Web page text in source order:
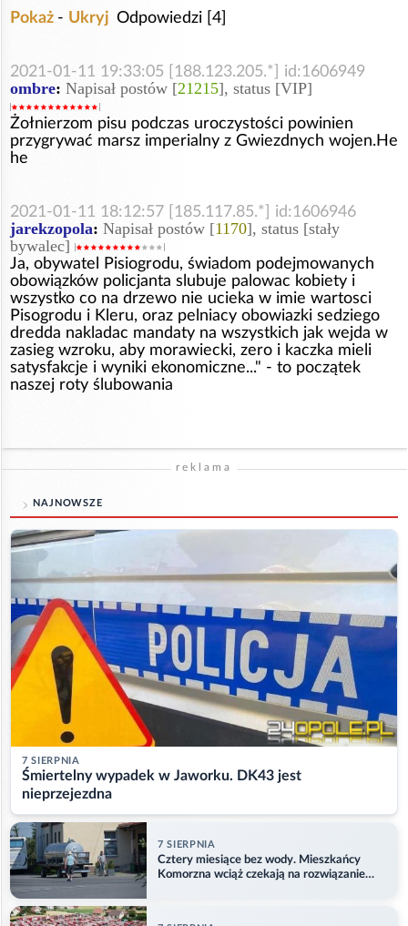
Pokaż - Ukryj Odpowiedzi [4]
2021-01-11 19:33:05 [188.123.205.*] id:1606949
ombre: Napisał postów [21215], status [VIP]
Żołnierzom pisu podczas uroczystości powinien
przygrywać marsz imperialny z Gwiezdnych wojen.He
he
2021-01-11 18:12:57 [185.117.85.*] id:1606946
jarekzopola: Napisał postów [1170], status [stały
bywalec]
Ja, obywatel Pisiogrodu, świadom podejmowanych
obowiązków policjanta slubuje palowac kobiety i
wszystko co na drzewo nie ucieka w imie wartosci
Pisogrodu i Kleru, oraz pelniacy obowiazki sedziego
dredda nakladac mandaty na wszystkich jak wejda w
zasieg wzroku, aby morawiecki, zero i kaczka mieli
satysfakcje i wyniki ekonomiczne..." - to początek
naszej roty ślubowania
reklama
NAJNOWSZE
7 SIERPNIA
Śmiertelny wypadek w Jaworku. DK43 jest
nieprzejezdna
7 SIERPNIA
Cztery miesiące bez wody. Mieszkańcy
Komorzna wciąż czekają na rozwiązanie